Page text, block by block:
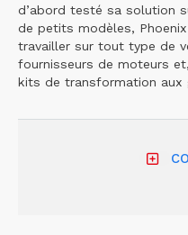
d’abord testé sa solution
de petits modèles,
travailler sur tout type de
fournisseurs de moteurs
kits de transformation aux